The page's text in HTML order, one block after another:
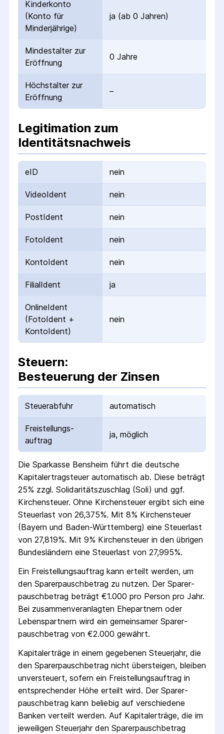
Kinderkonto
(Konto für
Minderjährige)
ja (ab 0 Jahren)
Mindestalter zur
Eröffnung
0 Jahre
Höchstalter zur
Eröffnung
–
Legitimation zum
Identitätsnachweis
eID nein
VideoIdent nein
PostIdent nein
FotoIdent nein
KontoIdent nein
FilialIdent ja
OnlineIdent
(FotoIdent +
KontoIdent)
nein
Steuern:
Besteuerung der Zinsen
Steuerabfuhr automatisch
Freistellungs­
auftrag
ja, möglich
Die Sparkasse Bensheim führt die deutsche
Kapital­ertrag­steuer automatisch ab. Diese beträgt
25% zzgl. Solidaritäts­zuschlag (Soli) und ggf.
Kirchensteuer. Ohne Kirchensteuer ergibt sich eine
Steuerlast von 26,375%. Mit 8% Kirchensteuer
(Bayern und Baden-Württemberg) eine Steuerlast
von 27,819%. Mit 9% Kirchensteuer in den übrigen
Bundesländern eine Steuerlast von 27,995%.
Ein Freistellungs­auftrag kann erteilt werden, um
den Sparer­pausch­betrag zu nutzen. Der Sparer­
pausch­betrag beträgt €1.000 pro Person pro Jahr.
Bei zusammenveranlagten Ehepartnern oder
Lebenspartnern wird ein gemeinsamer Sparer­
pausch­betrag von €2.000 gewährt.
Kapitalerträge in einem gegebenen Steuerjahr, die
den Sparer­pausch­betrag nicht übersteigen, bleiben
unversteuert, sofern ein Freistellungs­auftrag in
entsprechender Höhe erteilt wird. Der Sparer­
pausch­betrag kann beliebig auf verschiedene
Banken verteilt werden. Auf Kapitalerträge, die im
jeweiligen Steuerjahr den Sparer­pausch­betrag